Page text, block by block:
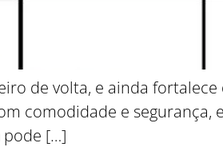
de volta, e ainda
comodidade e
pode […]